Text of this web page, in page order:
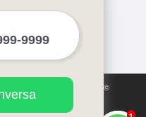
direitos autorais. Copyright©